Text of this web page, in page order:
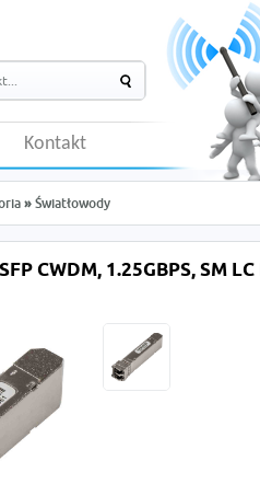
Kontakt
» Światłowody
CWDM, 1.25GBPS, SM